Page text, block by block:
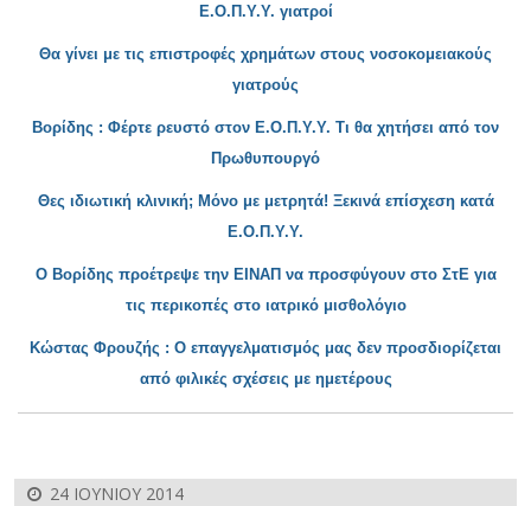
Ε.Ο.Π.Υ.Υ. γιατροί
Θα γίνει με τις επιστροφές χρημάτων στους νοσοκομειακούς
γιατρούς
Βορίδης : Φέρτε ρευστό στον Ε.Ο.Π.Υ.Υ. Τι θα χητήσει από τον
Πρωθυπουργό
Θες ιδιωτική κλινική; Μόνο με μετρητά! Ξεκινά επίσχεση κατά
Ε.Ο.Π.Υ.Υ.
Ο Βορίδης προέτρεψε την ΕΙΝΑΠ να προσφύγουν στο ΣτΕ για
τις περικοπές στο ιατρικό μισθολόγιο
Κώστας Φρουζής : Ο επαγγελματισμός μας δεν προσδιορίζεται
από φιλικές σχέσεις με ημετέρους
24 ΙΟΥΝΊΟΥ 2014